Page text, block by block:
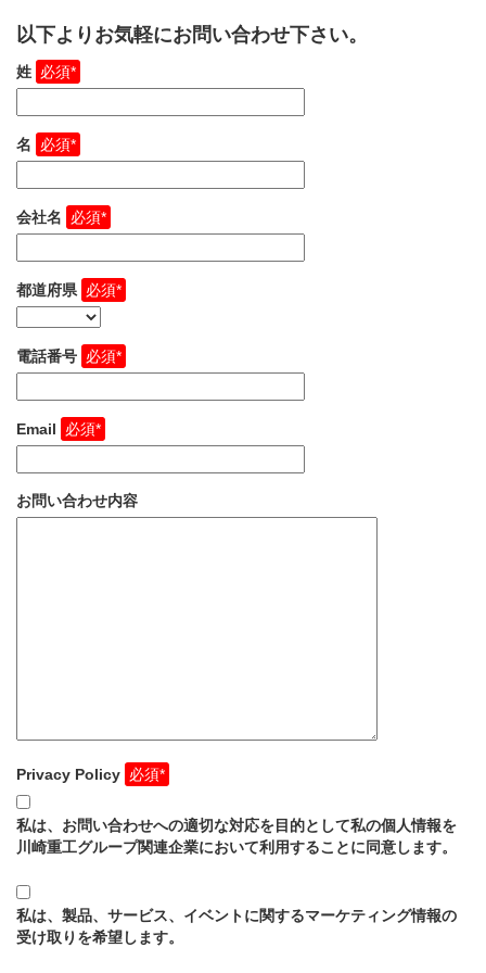
以下よりお気軽にお問い合わせ下さい。
姓
名
会社名
都道府県
電話番号
Email
お問い合わせ内容
Privacy Policy
私は、お問い合わせへの適切な対応を目的として私の個人情報を
川崎重工グループ関連企業において利用することに同意します。
私は、製品、サービス、イベントに関するマーケティング情報の
受け取りを希望します。